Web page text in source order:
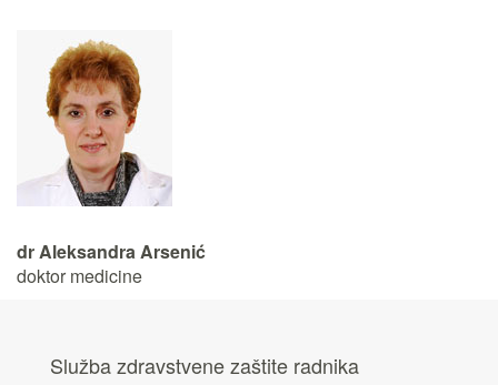
dr Aleksandra Arsenić
doktor medicine
Služba zdravstvene zaštite radnika